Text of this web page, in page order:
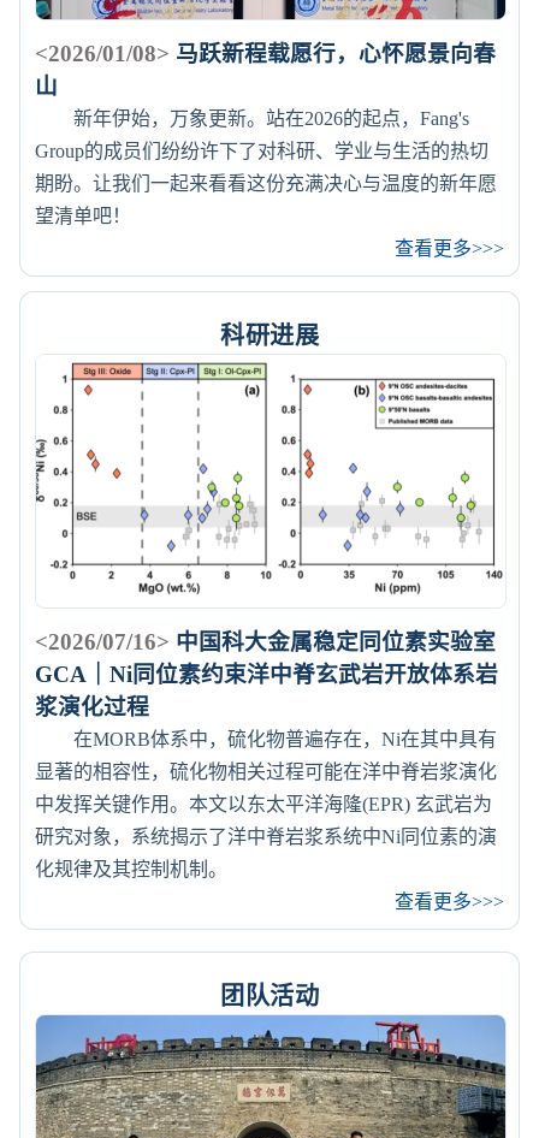
<2026/01/08> 马跃新程载愿行，心怀愿景向春
山
新年伊始，万象更新。站在2026的起点，Fang's
Group的成员们纷纷许下了对科研、学业与生活的热切
期盼。让我们一起来看看这份充满决心与温度的新年愿
望清单吧！
查看更多>>>
科研进展
<2026/07/16> 中国科大金属稳定同位素实验室
GCA｜Ni同位素约束洋中脊玄武岩开放体系岩
浆演化过程
在MORB体系中，硫化物普遍存在，Ni在其中具有
显著的相容性，硫化物相关过程可能在洋中脊岩浆演化
中发挥关键作用。本文以东太平洋海隆(EPR) 玄武岩为
研究对象，系统揭示了洋中脊岩浆系统中Ni同位素的演
化规律及其控制机制。
查看更多>>>
团队活动